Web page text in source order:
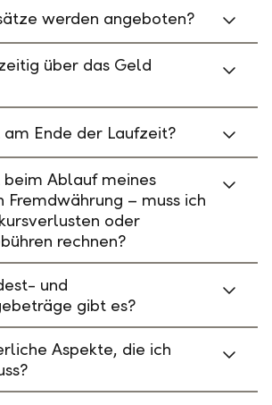
werden angeboten?
über das Geld
am Ende der Laufzeit?
beim Ablauf meines
Fremdwährung – muss ich
oder
rechnen?
und
gibt es?
Aspekte, die ich